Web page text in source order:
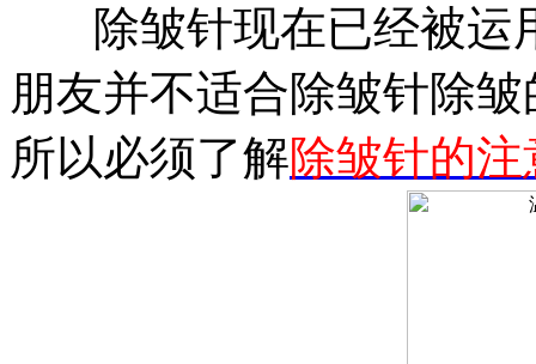
除皱针现在已经被运
朋友并不适合除皱针除
所以必须了解除皱针的